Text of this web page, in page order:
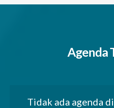
Agenda
Tidak ada agenda